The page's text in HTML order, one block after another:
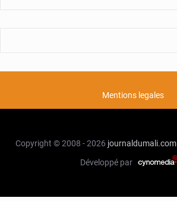
Mentions legales
Copyright © 2008 - 2026 journaldumali.com
Développé par